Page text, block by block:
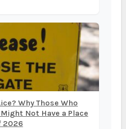
Not Have a Place
2026